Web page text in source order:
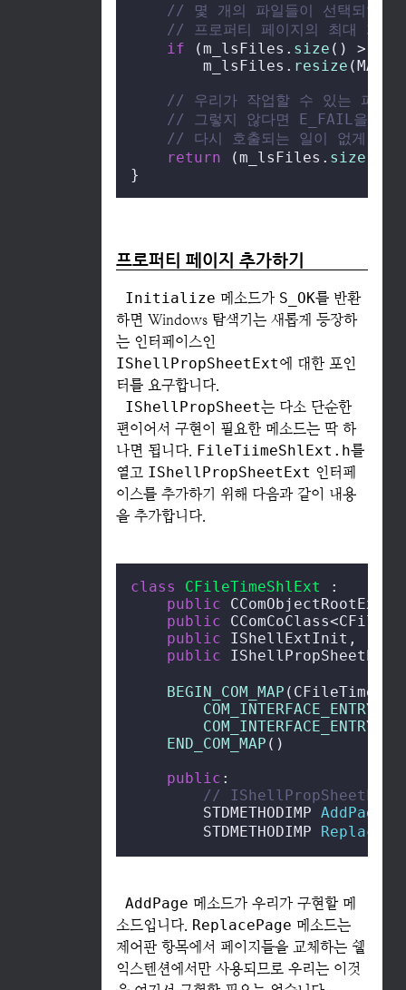
// 몇 개의 파일들이 선택되었는
// 프로퍼티 페이지의 최대 개수
if (m_lsFiles. size () >
m_lsFiles. resize
// 우리가 작업할 수 있는 파일이
// 그렇지 않다면 E_FAIL을 반
// 다시 호출되는 일이 없게 합
return (m_lsFiles. size
}
프로퍼티 페이지 추가하기
Initialize 메소드가 S_OK를 반환
하면 Windows 탐색기는 새롭게 등장하
는 인터페이스인
IShellPropSheetExt에 대한 포인
터를 요구합니다.
IShellPropSheet는 다소 단순한
편이어서 구현이 필요한 메소드는 딱 하
나면 됩니다. FileTiimeShlExt.h를
열고 IShellPropSheetExt 인터페
이스를 추가하기 위해 다음과 같이 내용
을 추가합니다.
class CFileTimeShlExt :
public
public
public IShellExtInit,
public
BEGIN_COM_MAP
COM_INTERFACE_ENTRY
COM_INTERFACE_ENTRY
END_COM_MAP ()
public :
// IShellPropSheetExt
STDMETHODIMP AddPages
STDMETHODIMP
AddPage 메소드가 우리가 구현할 메
소드입니다. ReplacePage 메소드는
제어판 항목에서 페이지들을 교체하는 쉘
익스텐션에서만 사용되므로 우리는 이것